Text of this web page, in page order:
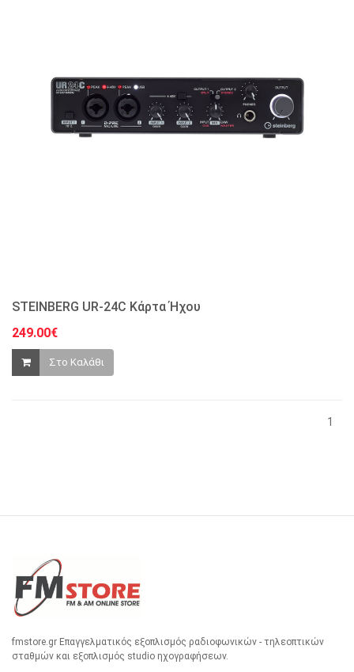
STEINBERG UR-24C Κάρτα Ήχου
249.00€
Στο Καλάθι
1
fmstore.gr Επαγγελματικός εξοπλισμός ραδιοφωνικών - τηλεοπτικών
σταθμών και εξοπλισμός studio ηχογραφήσεων.